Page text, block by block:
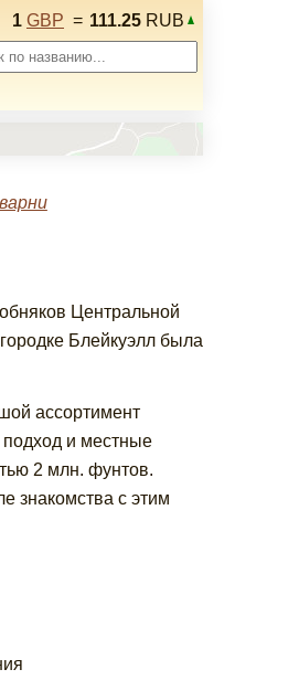
1 GBP = 111.25 RUB
Центральной
Блейкуэлл была
ассортимент
подход и местные
2 млн. фунтов.
знакомства с этим